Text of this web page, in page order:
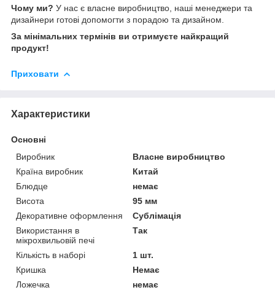
Чому ми? У нас є власне виробництво, наші менеджери та
дизайнери готові допомогти з порадою та дизайном.
За мінімальних термінів ви отримуєте найкращий
продукт!
Приховати
Характеристики
Основні
Виробник
Власне виробництво
Країна виробник
Китай
Блюдце
немає
Висота
95 мм
Декоративне оформлення
Сублімація
Використання в
мікрохвильовій печі
Так
Кількість в наборі
1 шт.
Кришка
Немає
Ложечка
немає